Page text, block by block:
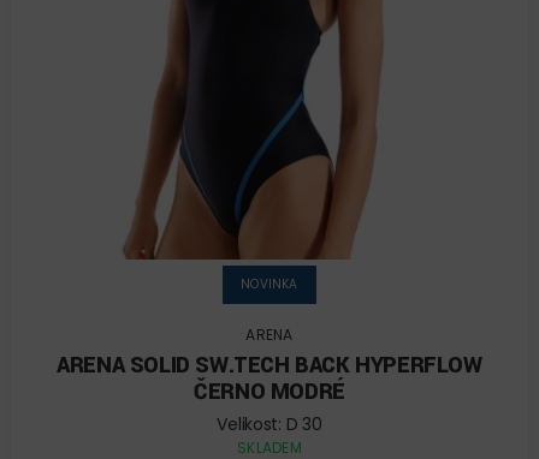
NOVINKA
ARENA
ARENA SOLID SW.TECH BACK HYPERFLOW
ČERNO MODRÉ
Velikost: D 30
SKLADEM